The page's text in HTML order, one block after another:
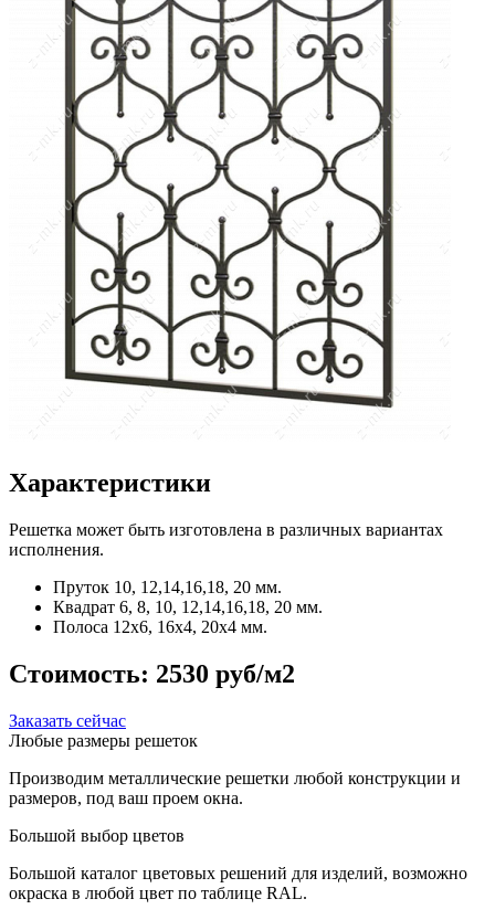
Характеристики
Решетка может быть изготовлена в различных вариантах
исполнения.
Пруток 10, 12,14,16,18, 20 мм.
Квадрат 6, 8, 10, 12,14,16,18, 20 мм.
Полоса 12x6, 16x4, 20x4 мм.
Стоимость: 2530 руб/м2
Заказать сейчас
Любые размеры решеток
Производим металлические решетки любой конструкции и
размеров, под ваш проем окна.
Большой выбор цветов
Большой каталог цветовых решений для изделий, возможно
окраска в любой цвет по таблице RAL.